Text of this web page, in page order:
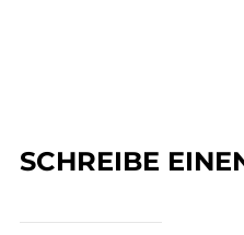
SCHREIBE